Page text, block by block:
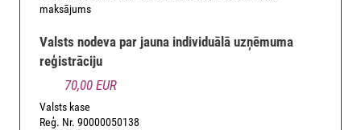
maksājums
Valsts nodeva par jauna individuālā uzņēmuma
reģistrāciju
70,00 EUR
Valsts kase
Reģ. Nr. 90000050138